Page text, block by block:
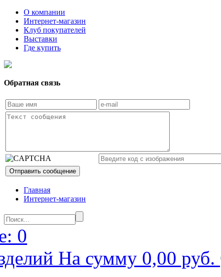
О компании
Интернет-магазин
Клуб покупателей
Выставки
Где купить
Обратная связь
Главная
Интернет-магазин
0
На сумму 0,00 руб.